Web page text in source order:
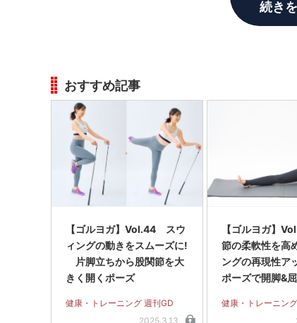
続き
おすすめ記事
【ゴルヨガ】Vol.44 スウ
ィングの動きをスムーズに!
片脚立ちから股関節を大
きく開くポーズ
健康・トレーニング 週刊GD
2025.3.13
【ゴルヨガ】
節の柔軟性を高
ングの再現性
ポーズで開脚&
健康・トレーニン